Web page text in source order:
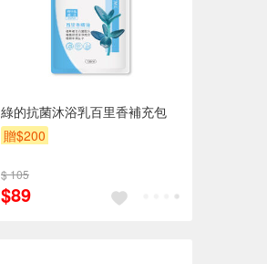
綠的抗菌沐浴乳百里香補充包
贈$200
$ 105
$89